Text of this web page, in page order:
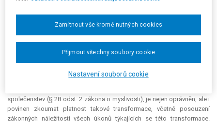
bylo rozhodující pro řízení o zamítnutí návrhu žalobce na vydání úředního
sídlem ve Vinarech 46, do rejstříku honebních společenstev, vznesl
zkoumat, zda rozhodnutí přijatá na valné hromadě jsou platná či
neplatná a že správní orgán nemá právo vyžadovat listiny nutné k
základní závěr, že pokud orgán státní správy myslivosti rozhoduje o
návrhu na vydání úředního potvrzení, týkajícího se zápisu
společenstev (§ 28 odst. 2 zákona o myslivosti), je nejen oprávněn, ale i
povinen zkoumat platnost takové transformace, včetně posouzení
zákonných náležitostí všech úkonů týkajících se této transformace.
Nastavení souborů cookie
Zamítnout vše kromě nutných cookies
Přijmout všechny soubory cookie